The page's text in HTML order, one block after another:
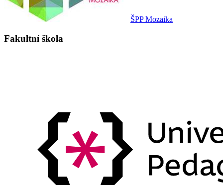
ŠPP Mozaika
Fakultní škola